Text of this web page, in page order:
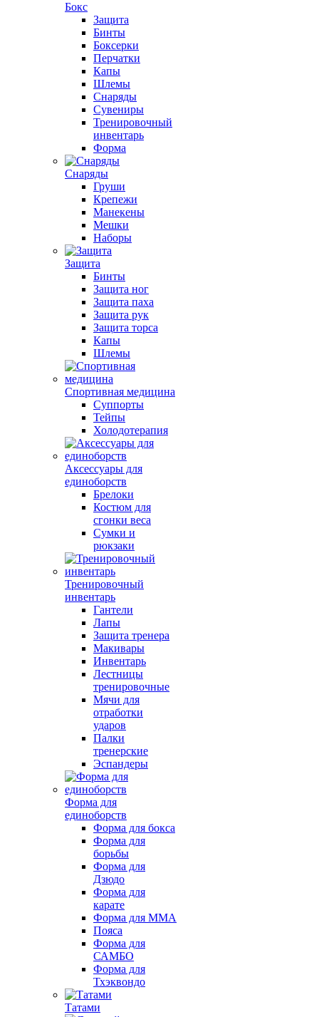
Бокс
Защита
Бинты
Боксерки
Перчатки
Капы
Шлемы
Снаряды
Сувениры
Тренировочный
инвентарь
Форма
Снаряды
Груши
Крепежи
Манекены
Мешки
Наборы
Защита
Бинты
Защита ног
Защита паха
Защита рук
Защита торса
Капы
Шлемы
Спортивная медицина
Суппорты
Тейпы
Холодотерапия
Аксессуары для
единоборств
Брелоки
Костюм для
сгонки веса
Сумки и
рюкзаки
Тренировочный
инвентарь
Гантели
Лапы
Защита тренера
Макивары
Инвентарь
Лестницы
тренировочные
Мячи для
отработки
ударов
Палки
тренерские
Эспандеры
Форма для
единоборств
Форма для бокса
Форма для
борьбы
Форма для
Дзюдо
Форма для
карате
Форма для MMA
Пояса
Форма для
САМБО
Форма для
Тхэквондо
Татами